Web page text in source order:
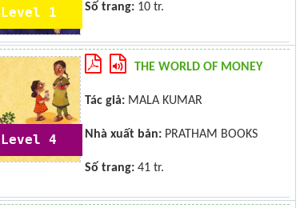
Level 1 Số trang: 10 tr.
Level 4
THE WORLD OF MONEY
Tác giả: MALA KUMAR
Nhà xuất bản: PRATHAM BOOKS
Số trang: 41 tr.